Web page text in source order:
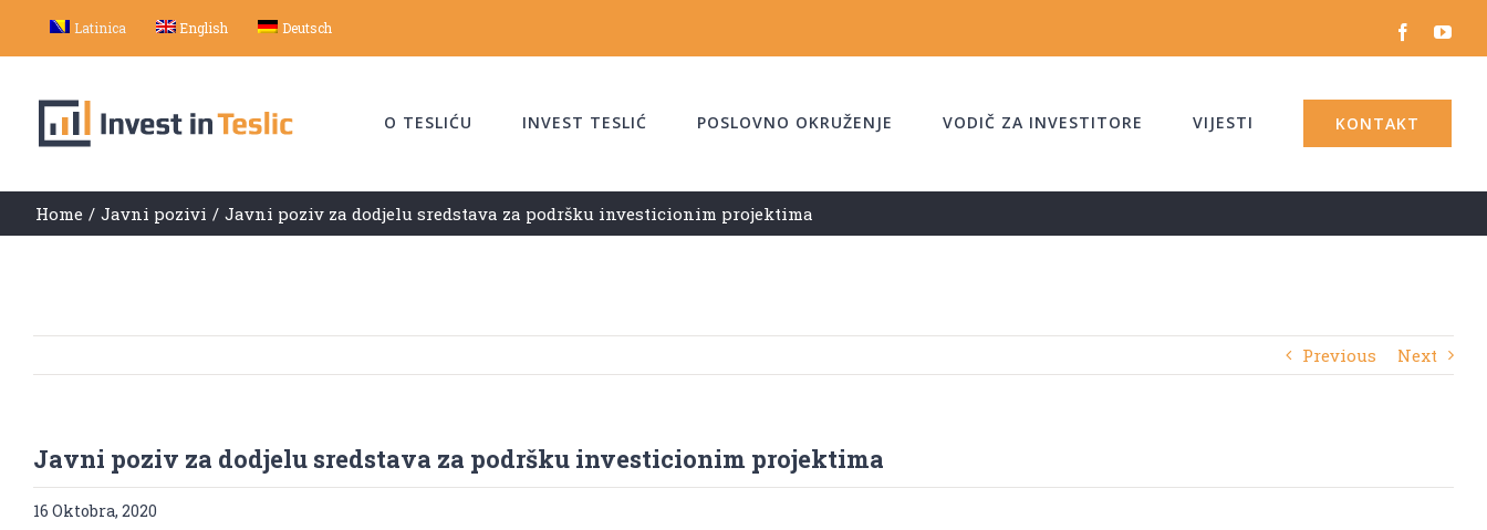
to
Latinica English Deutsch facebook
O TESLIĆU INVEST TESLIĆ POSLOVNO OKRUŽENJE VODIČ ZA INVESTITORE VIJESTI KONTAKT
Home / Javni pozivi / Javni poziv za dodjelu sredstava za podršku investicionim projektima
Previous Next
Javni poziv za dodjelu sredstava za podršku investicionim projektima
16 Oktobra, 2020